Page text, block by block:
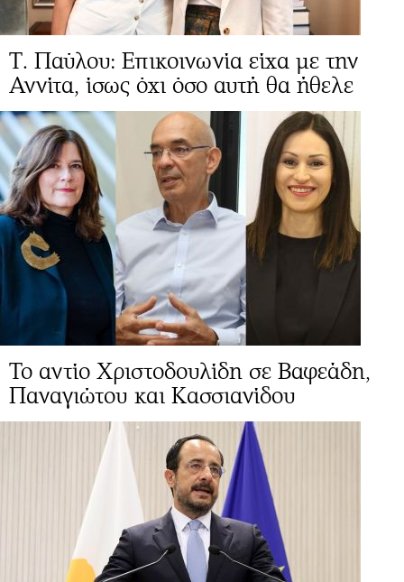
Τ. Παύλου: Επικοινωνία είχα με την
Αννίτα, ίσως όχι όσο αυτή θα ήθελε
Το αντίο Χριστοδουλίδη σε Βαφεάδη,
Παναγιώτου και Κασσιανίδου